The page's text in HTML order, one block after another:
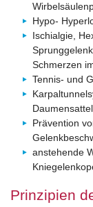
Hypo-
Ischialgie,
Schmerzen
Tennis- und
Prävention
anstehende
Prinzipien